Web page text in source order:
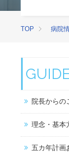
TOP 病院
院長からの
理念・基本
五カ年計画